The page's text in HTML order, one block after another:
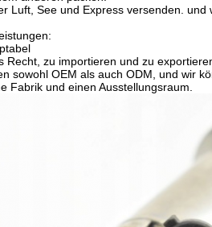
Luft, See und Express versenden.
Recht, zu importieren und zu
sowohl OEM als auch ODM, und wir
Fabrik und einen Ausstellungsraum.